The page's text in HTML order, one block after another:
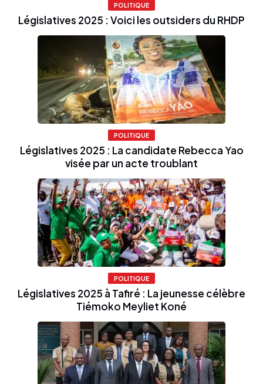
POLITIQUE
Législatives 2025 : Voici les outsiders du RHDP
POLITIQUE
Législatives 2025 : La candidate Rebecca Yao
visée par un acte troublant
POLITIQUE
Législatives 2025 à Tafiré : La jeunesse célèbre
Tiémoko Meyliet Koné